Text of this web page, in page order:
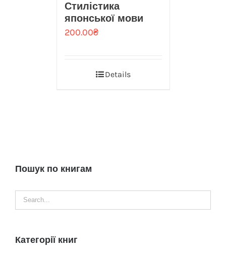
Стилістика
японської мови
200.00₴
Details
Пошук по книгам
Категорії книг